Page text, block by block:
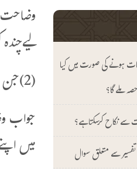
(2)جن طالبات کو دوسرے مدرسے چھوڑنے کے لیے رکشہ جائے گاان سے کرایہ وغیرہ بھی وصول کیا جائے گا یا نہیں ؟
میں
ہونے کی صورت میں کیا
ملے گا؟
سے نکاح کرسکتا ہے؟
سے متعلق سوال